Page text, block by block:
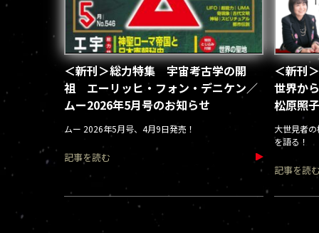
＜新刊＞総力特集 宇宙考古学の開
祖 エーリッヒ・フォン・デニケン／
ムー2026年5月号のお知らせ
ムー 2026年5月号、4月9日発売！
記事を読む
＜新刊
世界か
松原照
大世見者
を語る！
記事を読